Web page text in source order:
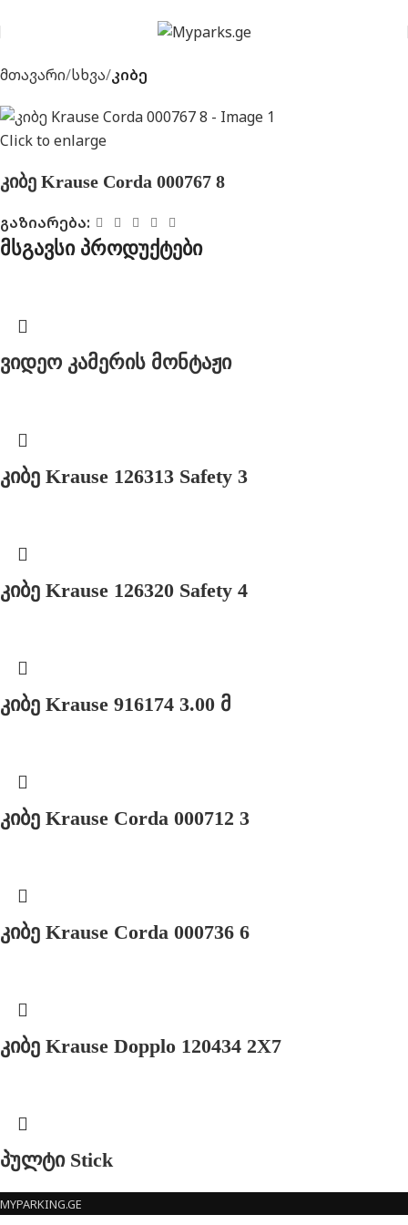
მთავარი სხვა კიბე
Click to enlarge
კიბე Krause Corda 000767 8
გაზიარება:
მსგავსი პროდუქტები
ვიდეო კამერის მონტაჟი
კიბე Krause 126313 Safety 3
კიბე Krause 126320 Safety 4
კიბე Krause 916174 3.00 მ
კიბე Krause Corda 000712 3
კიბე Krause Corda 000736 6
კიბე Krause Dopplo 120434 2X7
პულტი Stick
MYPARKING.GE